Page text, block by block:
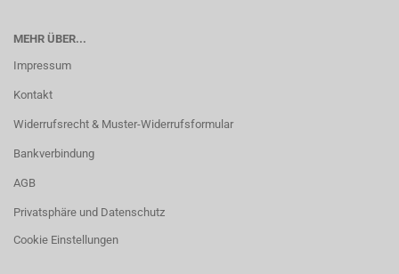
MEHR ÜBER...
Impressum
Kontakt
Widerrufsrecht & Muster-Widerrufsformular
Bankverbindung
AGB
Privatsphäre und Datenschutz
Cookie Einstellungen